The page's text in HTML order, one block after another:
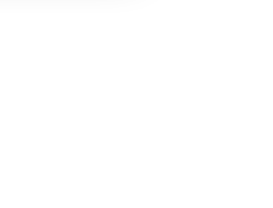
diese Informationen